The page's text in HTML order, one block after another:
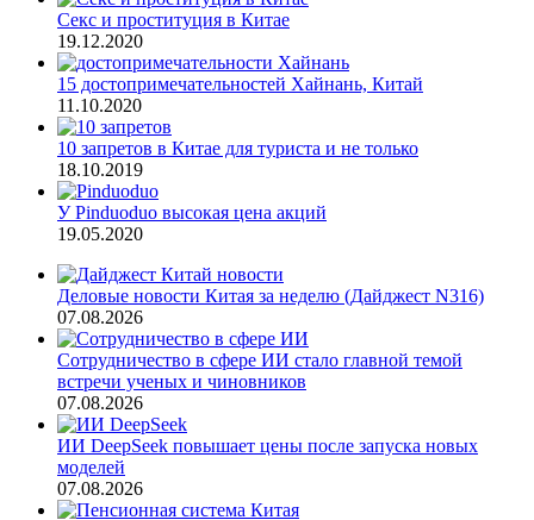
Секс и проституция в Китае
19.12.2020
15 достопримечательностей Хайнань, Китай
11.10.2020
10 запретов в Китае для туриста и не только
18.10.2019
У Pinduoduo высокая цена акций
19.05.2020
Деловые новости Китая за неделю (Дайджест N316)
07.08.2026
Сотрудничество в сфере ИИ стало главной темой
встречи ученых и чиновников
07.08.2026
ИИ DeepSeek повышает цены после запуска новых
моделей
07.08.2026